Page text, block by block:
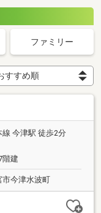
ファミリー
今津駅 徒歩2分
階建
市今津水波町